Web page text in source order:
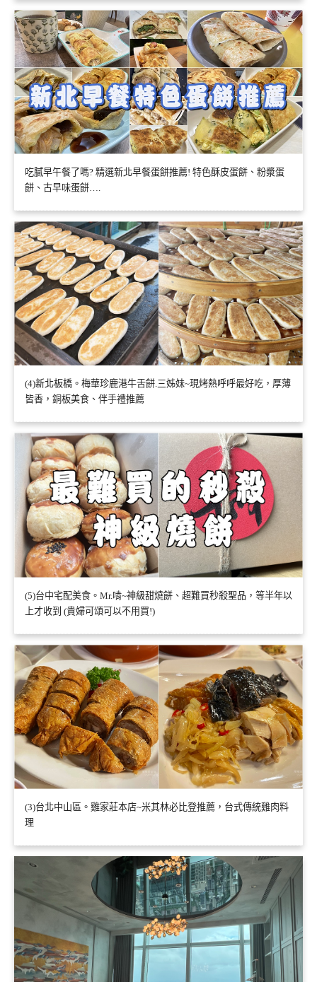
吃膩早午餐了嗎? 精選新北早餐蛋餅推薦! 特色酥皮蛋餅、粉漿蛋
餅、古早味蛋餅….
(4)新北板橋。梅華珍鹿港牛舌餅.三姊妹~現烤熱呼呼最好吃，厚薄
皆香，銅板美食、伴手禮推薦
(5)台中宅配美食。Mr.啃~神級甜燒餅、超難買秒殺聖品，等半年以
上才收到 (貴婦可頌可以不用買!)
(3)台北中山區。雞家莊本店~米其林必比登推薦，台式傳統雞肉料
理